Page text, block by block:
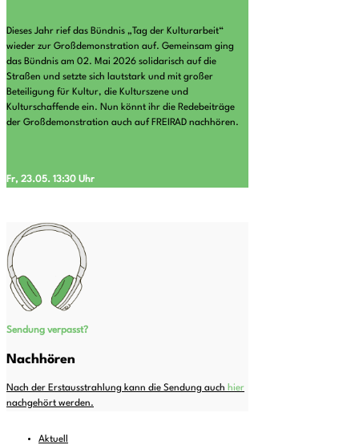
Dieses Jahr rief das Bündnis „Tag der Kulturarbeit“
wieder zur Großdemonstration auf. Gemeinsam ging
das Bündnis am 02. Mai 2026 solidarisch auf die
Straßen und setzte sich lautstark und mit großer
Beteiligung für Kultur, die Kulturszene und
Kulturschaffende ein. Nun könnt ihr die Redebeiträge
der Großdemonstration auch auf FREIRAD nachhören.
Fr, 23.05. 13:30 Uhr
Sendung verpasst?
Nachhören
Nach der Erstausstrahlung kann die Sendung auch hier
nachgehört werden.
Aktuell